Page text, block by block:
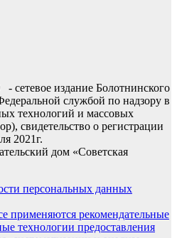
- сетевое издание Болотнинского
службой по надзору в
технологий и массовых
свидетельство о регистрации
2021г.
дом «Советская
персональных данных
применяются рекомендательные
технологии предоставления